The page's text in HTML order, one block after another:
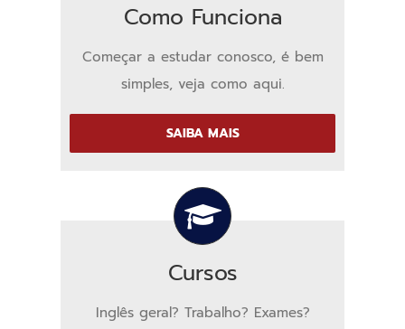
Como Funciona
Começar a estudar conosco, é bem
simples, veja como aqui.
SAIBA MAIS
Cursos
Inglês geral? Trabalho? Exames?